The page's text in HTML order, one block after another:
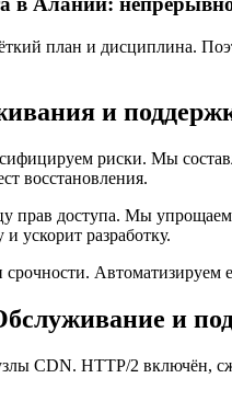
план и дисциплина.
и
риски. Мы
восстановления.
доступа. Мы
ускорит разработку.
и
CDN. HTTP/2 включён,